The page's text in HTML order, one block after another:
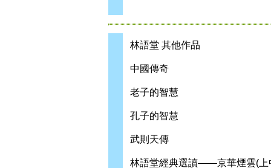
林語堂 其他作品
中國傳奇
老子的智慧
孔子的智慧
武則天傳
林語堂經典選讀——京華煙雲(上